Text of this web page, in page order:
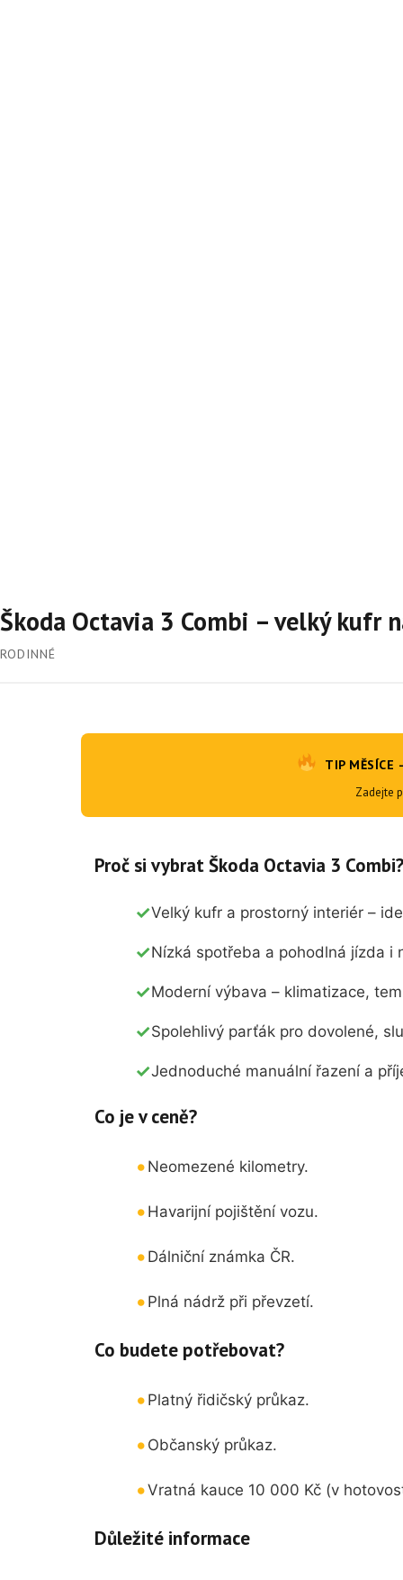
Škoda Octavia 3 Combi – velký kufr
RODINNÉ
TIP MĚSÍCE
Zadejte
Proč si vybrat Škoda Octavia 3 Combi?
Velký kufr a prostorný interiér –
Nízká spotřeba a pohodlná jízda i
Moderní výbava – klimatizace,
Spolehlivý parťák pro dovolené,
Jednoduché manuální řazení a
Co je v ceně?
Neomezené kilometry.
Havarijní pojištění vozu.
Dálniční známka ČR.
Plná nádrž při převzetí.
Co budete potřebovat?
Platný řidičský průkaz.
Občanský průkaz.
Vratná kauce 10 000 Kč (v
Důležité informace